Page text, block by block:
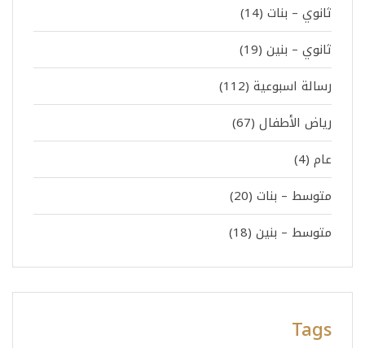
ثانوي – بنات (14)
ثانوي – بنين (19)
رسالة اسبوعية (112)
رياض الأطفال (67)
عام (4)
متوسط – بنات (20)
متوسط – بنين (18)
Tags